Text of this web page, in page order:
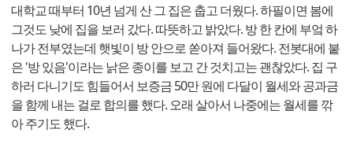
대학교 때부터 10년 넘게 산 그 집은 춥고 더웠다. 하필이면 봄에
그것도 낮에 집을 보러 갔다. 따뜻하고 밝았다. 방 한 칸에 부엌 하
나가 전부였는데 햇빛이 방 안으로 쏟아져 들어왔다. 전봇대에 붙
은 '방 있음'이라는 낡은 종이를 보고 간 것치고는 괜찮았다. 집 구
하러 다니기도 힘들어서 보증금 50만 원에 다달이 월세와 공과금
을 함께 내는 걸로 합의를 했다. 오래 살아서 나중에는 월세를 깎
아 주기도 했다.